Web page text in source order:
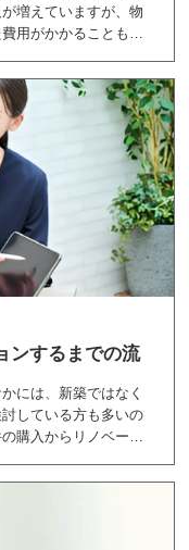
増えていますが、物
用がかかることも事
ンするまでの流
には、新築ではなく
している方も多いの
購入からリノベーシ